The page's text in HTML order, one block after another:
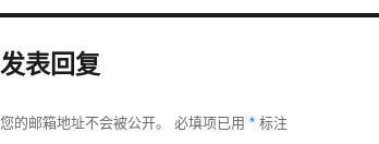
发表回复
您的邮箱地址不会被公开。 必填项已用 * 标注